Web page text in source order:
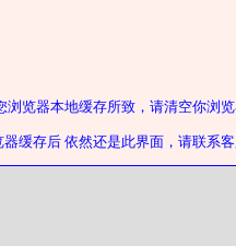
览器本地缓存所致，请清空你浏
缓存后 依然还是此界面，请联系